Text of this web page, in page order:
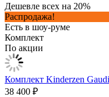
Дешевле всех на 20%
Распродажа!
Есть в шоу-руме
Комплект
По акции
Комплект Kinderzen
38 400 ₽